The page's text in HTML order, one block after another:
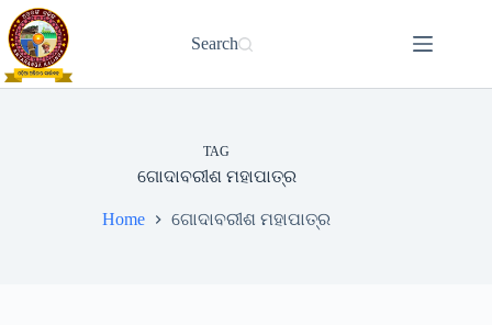
Skip
to
content
Search
TAG
ଗୋଦାବରୀଶ ମହାପାତ୍ର
Home ଗୋଦାବରୀଶ ମହାପାତ୍ର